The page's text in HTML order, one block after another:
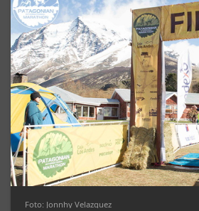
Foto: Jonnhy Velazquez